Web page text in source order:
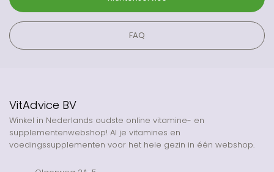
FAQ
VitAdvice BV
Winkel in Nederlands oudste online vitamine- en
supplementenwebshop! Al je vitamines en
voedingssupplementen voor het hele gezin in één webshop.